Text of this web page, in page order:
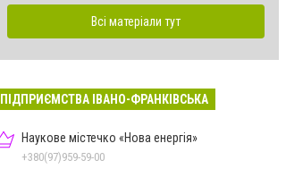
Всі матеріали тут
ПІДПРИЄМСТВА ІВАНО-ФРАНКІВСЬКА
Наукове містечко «Нова енергія»
+380(97)959-59-00